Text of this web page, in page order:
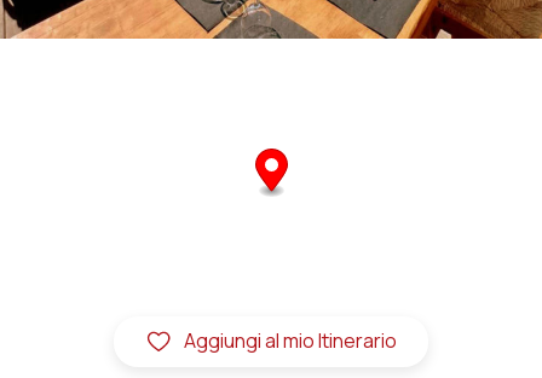
Aggiungi al mio Itinerario